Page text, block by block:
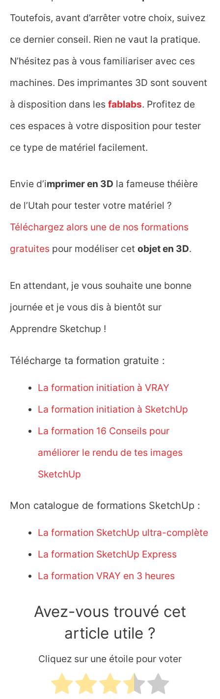
Toutefois, avant d’arrêter votre choix, suivez
ce dernier conseil. Rien ne vaut la pratique.
N’hésitez pas à vous familiariser avec ces
machines. Des imprimantes 3D sont souvent
à disposition dans les fablabs. Profitez de
ces espaces à votre disposition pour tester
ce type de matériel facilement.
Envie d’imprimer en 3D la fameuse théière
de l’Utah pour tester votre matériel ?
Téléchargez alors une de nos formations
gratuites pour modéliser cet objet en 3D.
En attendant, je vous souhaite une bonne
journée et je vous dis à bientôt sur
Apprendre Sketchup !
Télécharge ta formation gratuite :
La formation initiation à VRAY
La formation initiation à SketchUp
La formation 16 Conseils pour
améliorer le rendu de tes images
SketchUp
Mon catalogue de formations SketchUp :
La formation SketchUp ultra-complète
La formation SketchUp Express
La formation VRAY en 3 heures
Avez-vous trouvé cet
article utile ?
Cliquez sur une étoile pour voter